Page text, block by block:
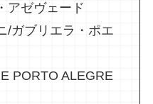
アゼヴェード
/ガブリエラ・ポエ
PORTO ALEGRE